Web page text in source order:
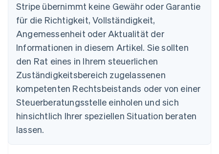
Stripe übernimmt keine Gewähr oder Garantie
für die Richtigkeit, Vollständigkeit,
Angemessenheit oder Aktualität der
Informationen in diesem Artikel. Sie sollten
den Rat eines in Ihrem steuerlichen
Zuständigkeitsbereich zugelassenen
kompetenten Rechtsbeistands oder von einer
Steuerberatungsstelle einholen und sich
hinsichtlich Ihrer speziellen Situation beraten
lassen.
Australien
English
Belgien
NederlandsFrançaisDeutschEnglish
Português English
Bulgarien
English
Dänemark
English
Deutschland
Estland
English